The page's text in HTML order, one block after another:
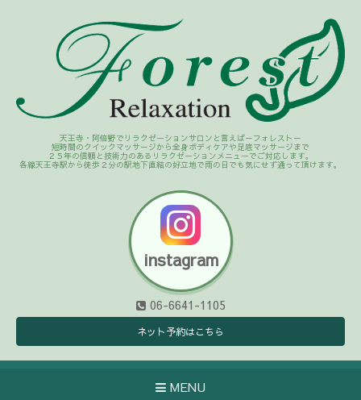
天王寺・阿倍野でリラクゼーションサロンと言えば－フォレスト－
短時間のクイックマッサージから全身ボディケアや足底マッサージまで
２５年の信頼と技術力のあるリラクゼーションメニューでご対応します。
各線天王寺駅から徒歩２分の駅地下直結の好立地で雨の日でも気にせず通って頂けます。
instagram
06-6641-1105
ネット予約はこちら
MENU